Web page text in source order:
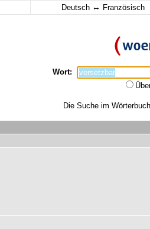
Deutsch ↔ Französisch
Wort:
Die Suche im